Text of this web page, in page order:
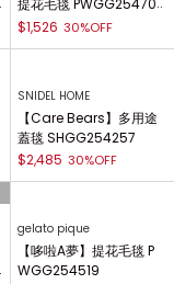
gelato pique
GELATO條紋毛毯 PWGG
$1,302 30%OFF
gelato pique
AIRY MOCO三款式圖案
$1,526 30%OFF